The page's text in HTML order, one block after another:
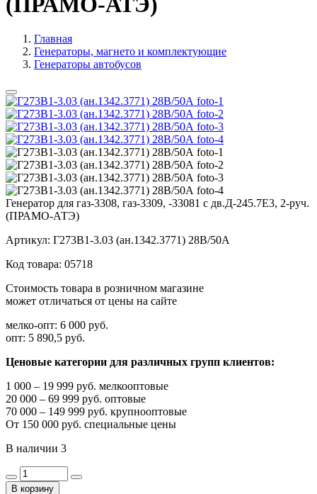
Главная
Генераторы, магнето и комплектующие
Генераторы автобусов
Генератор для газ-3308, газ-3309, -33081 с дв.Д-245.7Е3, 2-руч.
(ПРАМО-АТЭ)
Артикул: Г273В1-3.03 (ан.1342.3771) 28В/50А
Код товара: 05718
Стоимость товара в розничном магазине
может отличаться от цены на сайте
мелко-опт: 6 000 руб.
опт: 5 890,5 руб.
Ценовые категории для различных групп клиентов:
1 000 – 19 999 руб. мелкооптовые
20 000 – 69 999 руб. оптовые
70 000 – 149 999 руб. крупнооптовые
От 150 000 руб. специальные цены
В наличии 3
В корзину